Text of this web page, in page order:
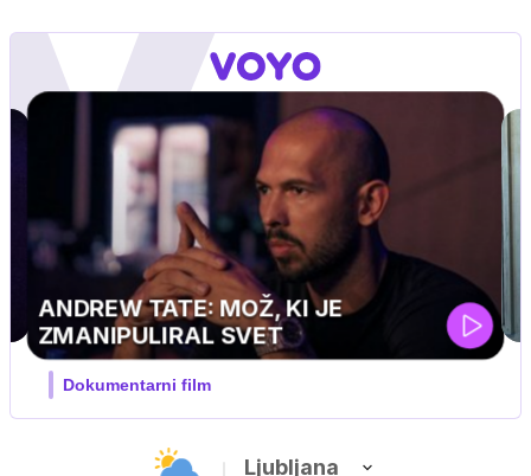
MOJ PRIJATELJ PINGVIN
Film meseca / družinski, pustolovski
Ljubljana